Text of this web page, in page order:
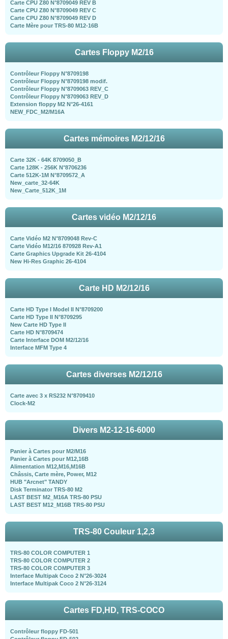
Carte CPU Z80 N°8709049 REV B
Carte CPU Z80 N°8709049 REV C
Carte CPU Z80 N°8709049 REV D
Carte Mère pour TRS-80 M12-16B
Cartes Floppy M2/16
Contrôleur Floppy N°8709198
Contrôleur Floppy N°8709198 modif.
Contrôleur Floppy N°8709063 REV_C
Contrôleur Floppy N°8709063 REV_D
Extension floppy M2 N°26-4161
NEW_FDC_M2/M16A
Cartes mémoires M2/12/16
Carte 32K - 64K 8709050_B
Carte 128K - 256K N°8706236
Carte 512K-1M N°8709572_A
New_carte_32-64K
New_Carte_512K_1M
Cartes vidéo M2/12/16
Carte Vidéo M2 N°8709048 Rev-C
Carte Vidéo M12/16 870928 Rev-A1
Carte Graphics Upgrade Kit 26-4104
New Hi-Res Graphic 26-4104
Carte HD M2/12/16
Carte HD Type I Model II N°8709200
Carte HD Type II N°8709295
New Carte HD Type II
Carte HD N°8709474
Carte Interface DOM M2/12/16
Interface MFM Type 4
Cartes diverses M2/12/16
Carte avec 3 x RS232 N°8709410
Clock-M2
Divers M2-12-16-6000
Panier à Cartes pour M2/M16
Panier à Cartes pour M12,16B
Alimentation M12,M16,M16B
Châssis, Carte mère, Power, M12
HUB "Arcnet" TANDY
Disk Terminator TRS-80 M2
LAST BEST M2_M16A TRS-80 PSU
LAST BEST M12_M16B TRS-80 PSU
TRS-80 Couleur 1,2,3
TRS-80 COLOR COMPUTER 1
TRS-80 COLOR COMPUTER 2
TRS-80 COLOR COMPUTER 3
Interface Multipak Coco 2 N°26-3024
Interface Multipak Coco 2 N°26-3124
Cartes FD,HD, TRS-COCO
Contrôleur floppy FD-501